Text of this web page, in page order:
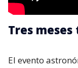
Tres
El evento